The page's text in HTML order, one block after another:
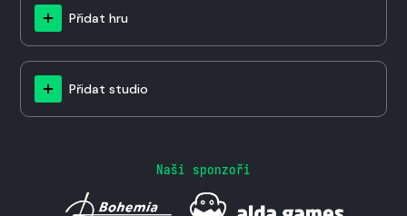
Přidat hru
Přidat studio
Naši sponzoři